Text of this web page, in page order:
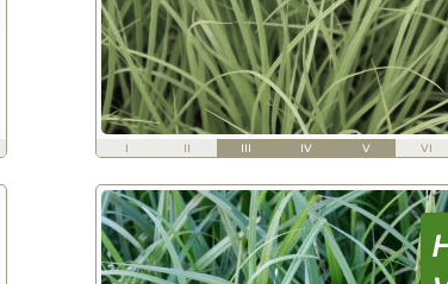
I II III IV V VI